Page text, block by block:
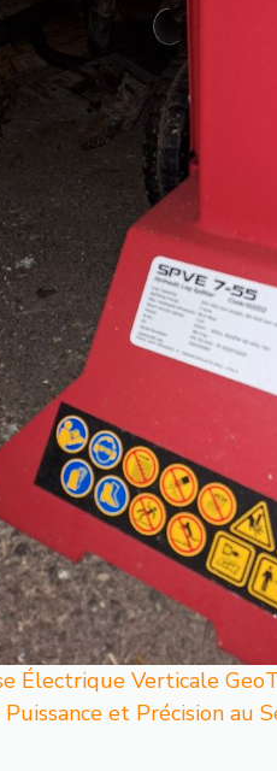
Électrique Verticale
Puissance et Précision au